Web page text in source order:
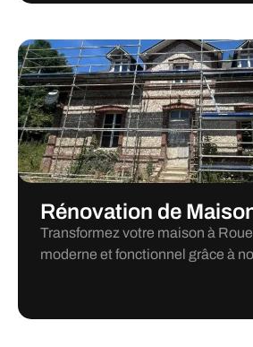
Rénovation de
Transformez votre maison à
moderne et fonctionnel grâce à